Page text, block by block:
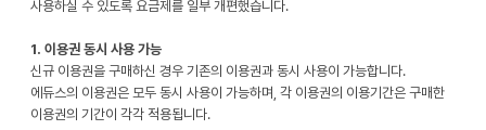
사용하실 수 있도록 요금제를 일부 개편했습니다.
1. 이용권 동시 사용 가능
신규 이용권을 구매하신 경우 기존의 이용권과 동시 사용이 가능합니다.
에듀스의 이용권은 모두 동시 사용이 가능하며, 각 이용권의 이용기간은 구매한
이용권의 기간이 각각 적용됩니다.